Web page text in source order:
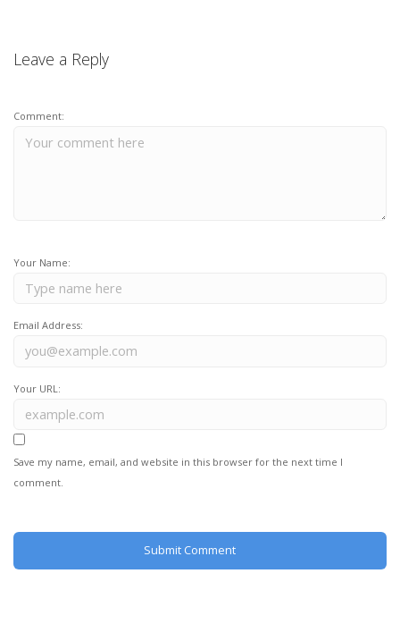
Leave a Reply
Comment:
Your Name:
Email Address:
Your URL:
Save my name, email, and website in this browser for the next time I
comment.